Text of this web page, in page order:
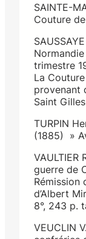
SAINTE-
Couture
Normandie
trimestre
La
provenant
Saint
TURPIN
(1885) »
VAULTIER
guerre de
Rémission
d’Albert
8°, 243 p.
VEUCLIN